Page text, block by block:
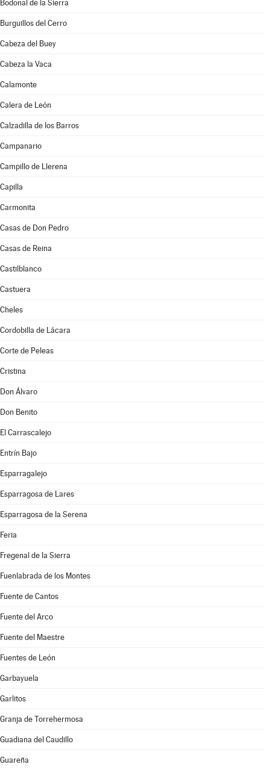
Bodonal de la Sierra
Burguillos del Cerro
Cabeza del Buey
Cabeza la Vaca
Calamonte
Calera de León
Calzadilla de los Barros
Campanario
Campillo de Llerena
Capilla
Carmonita
Casas de Don Pedro
Casas de Reina
Castilblanco
Castuera
Cheles
Cordobilla de Lácara
Corte de Peleas
Cristina
Don Álvaro
Don Benito
El Carrascalejo
Entrín Bajo
Esparragalejo
Esparragosa de Lares
Esparragosa de la Serena
Feria
Fregenal de la Sierra
Fuenlabrada de los Montes
Fuente de Cantos
Fuente del Arco
Fuente del Maestre
Fuentes de León
Garbayuela
Garlitos
Granja de Torrehermosa
Guadiana del Caudillo
Guareña